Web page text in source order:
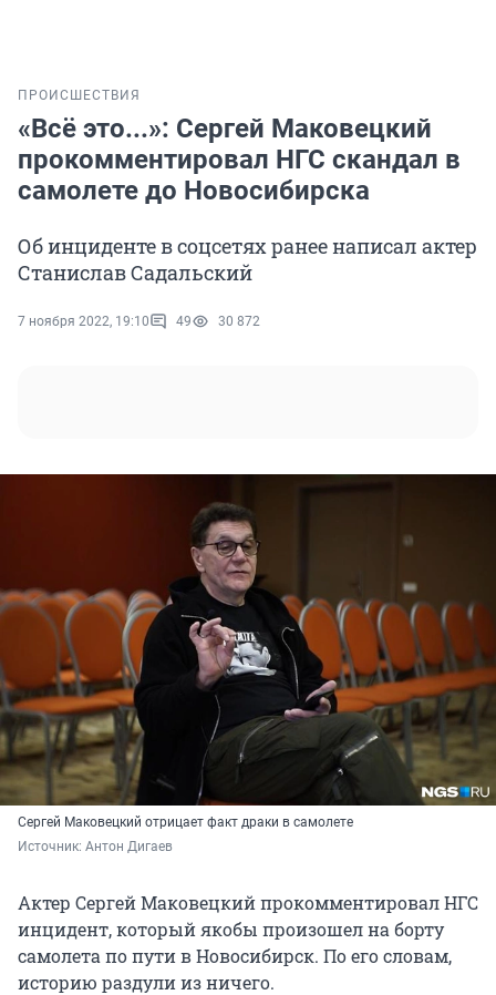
ПРОИСШЕСТВИЯ
«Всё это...»: Сергей Маковецкий
прокомментировал НГС скандал в
самолете до Новосибирска
Об инциденте в соцсетях ранее написал актер
Станислав Садальский
7 ноября 2022, 19:10 49 30 872
Сергей Маковецкий отрицает факт драки в самолете
Источник: Антон Дигаев
Актер Сергей Маковецкий прокомментировал НГС
инцидент, который якобы произошел на борту
самолета по пути в Новосибирск. По его словам,
историю раздули из ничего.